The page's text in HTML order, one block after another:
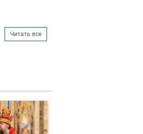
Читать все